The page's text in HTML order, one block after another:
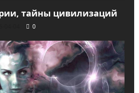
тайны цивилизаций
0